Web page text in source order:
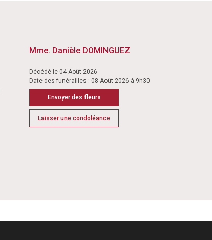
Mme. Danièle DOMINGUEZ
Décédé le 04 Août 2026
Date des funérailles : 08 Août 2026 à 9h30
Envoyer des fleurs
Laisser une condoléance